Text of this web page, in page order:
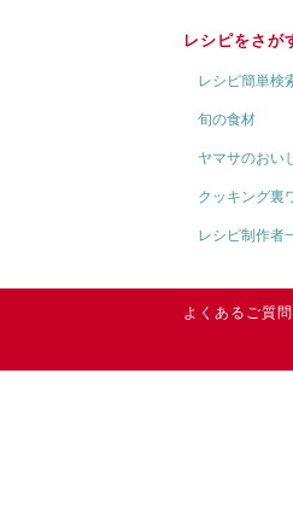
レシピをさが
レシピ簡単検
旬の食材
ヤマサのおい
クッキング裏
レシピ制作者
よくあるご質問